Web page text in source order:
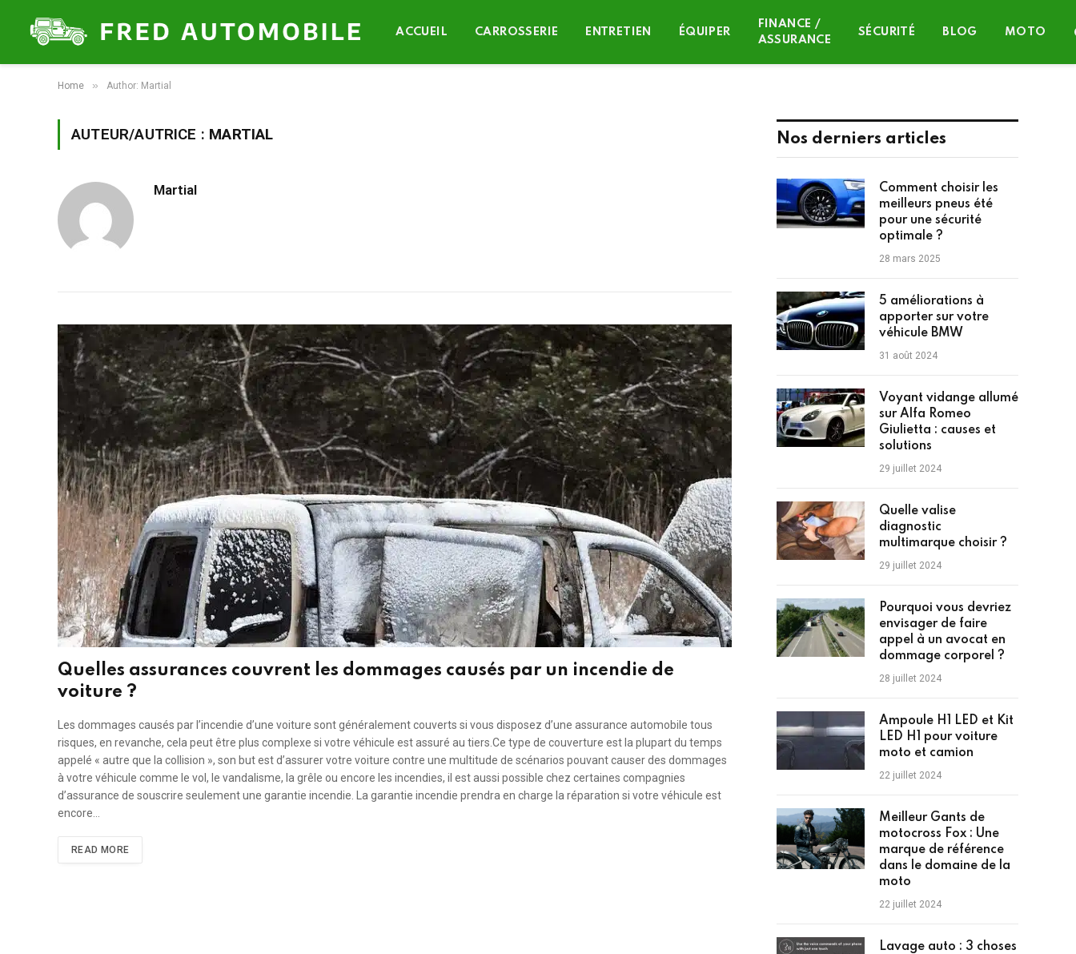
ACCUEIL CARROSSERIE ENTRETIEN ÉQUIPER
FINANCE /
ASSURANCE
SÉCURITÉ BLOG MOTO
Home » Author: Martial
AUTEUR/AUTRICE : MARTIAL
Martial
Quelles assurances couvrent les dommages causés par un incendie de
voiture ?
Les dommages causés par l’incendie d’une voiture sont généralement couverts si vous disposez d’une assurance automobile tous
risques, en revanche, cela peut être plus complexe si votre véhicule est assuré au tiers.Ce type de couverture est la plupart du temps
appelé « autre que la collision », son but est d’assurer votre voiture contre une multitude de scénarios pouvant causer des dommages
à votre véhicule comme le vol, le vandalisme, la grêle ou encore les incendies, il est aussi possible chez certaines compagnies
d’assurance de souscrire seulement une garantie incendie. La garantie incendie prendra en charge la réparation si votre véhicule est
encore…
READ MORE
Nos derniers articles
Comment choisir les
meilleurs pneus été
pour une sécurité
optimale ?
28 mars 2025
5 améliorations à
apporter sur votre
véhicule BMW
31 août 2024
Voyant vidange allumé
sur Alfa Romeo
Giulietta : causes et
solutions
29 juillet 2024
Quelle valise
diagnostic
multimarque choisir ?
29 juillet 2024
Pourquoi vous devriez
envisager de faire
appel à un avocat en
dommage corporel ?
28 juillet 2024
Ampoule H1 LED et Kit
LED H1 pour voiture
moto et camion
22 juillet 2024
Meilleur Gants de
motocross Fox : Une
marque de référence
dans le domaine de la
moto
22 juillet 2024
Lavage auto : 3 choses